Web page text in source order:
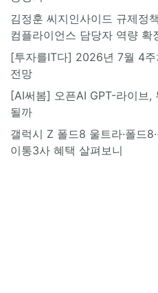
김정훈 씨지인사이드 규제정
컴플라이언스 담당자 역량 확
[투자를IT다] 2026년 7월 4
전망
[AI써봄] 오픈AI GPT-라이브,
될까
갤럭시 Z 폴드8 울트라·폴드
이통3사 혜택 살펴보니